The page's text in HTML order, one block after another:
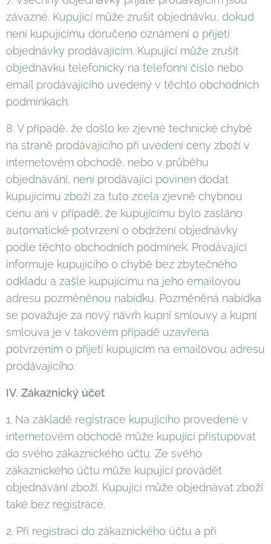
závazné. Kupující může zrušit objednávku, dokud
není kupujícímu doručeno oznámení o přijetí
objednávky prodávajícím. Kupující může zrušit
objednávku telefonicky na telefonní číslo nebo
email prodávajícího uvedený v těchto obchodních
podmínkách.
8. V případě, že došlo ke zjevné technické chybě
na straně prodávajícího při uvedení ceny zboží v
internetovém obchodě, nebo v průběhu
objednávání, není prodávající povinen dodat
kupujícímu zboží za tuto zcela zjevně chybnou
cenu ani v případě, že kupujícímu bylo zasláno
automatické potvrzení o obdržení objednávky
podle těchto obchodních podmínek. Prodávající
informuje kupujícího o chybě bez zbytečného
odkladu a zašle kupujícímu na jeho emailovou
adresu pozměněnou nabídku. Pozměněná nabídka
se považuje za nový návrh kupní smlouvy a kupní
smlouva je v takovém případě uzavřena
potvrzením o přijetí kupujícím na emailovou adresu
prodávajícího.
IV. Zákaznický účet
1. Na základě registrace kupujícího provedené v
internetovém obchodě může kupující přistupovat
do svého zákaznického účtu. Ze svého
zákaznického účtu může kupující provádět
objednávání zboží. Kupující může objednávat zboží
také bez registrace.
2. Při registraci do zákaznického účtu a při